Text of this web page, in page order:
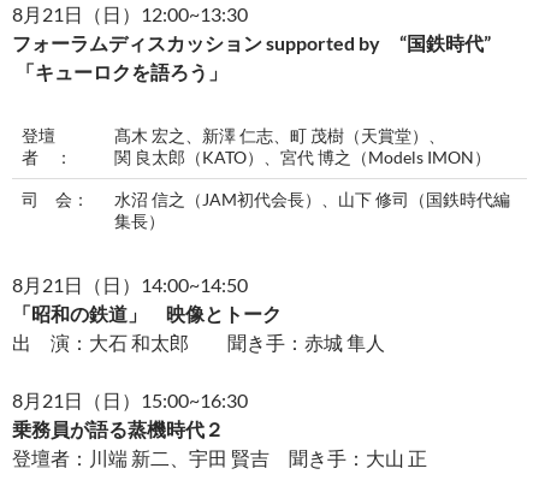
8月21日（日）12:00~13:30
フォーラムディスカッション supported by “国鉄時代”
「キューロクを語ろう」
登壇
者 ：
髙木 宏之、新澤 仁志、町 茂樹（天賞堂）、
関 良太郎（KATO）、宮代 博之（Models IMON）
司 会：
水沼 信之（JAM初代会長）、山下 修司（国鉄時代編
集長）
8月21日（日）14:00~14:50
「昭和の鉄道」 映像とトーク
出 演：大石 和太郎 聞き手：赤城 隼人
8月21日（日）15:00~16:30
乗務員が語る蒸機時代２
登壇者：川端 新二、宇田 賢吉 聞き手：大山 正